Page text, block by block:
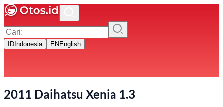
ID Indonesia EN English
2011 Daihatsu Xenia 1.3